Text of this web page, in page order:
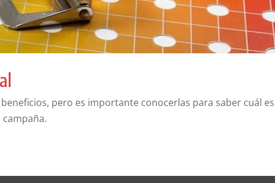
pero es importante conocerlas para saber cuál